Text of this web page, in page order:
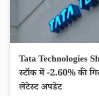
Tata Technologies
स्टॉक में -2.60% की
लेटेस्ट अपडेट